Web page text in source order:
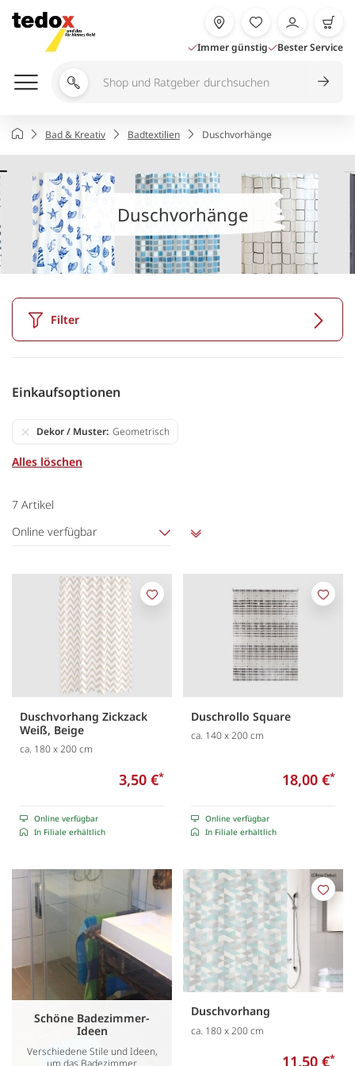
Inhalt
springen
Immer günstig Bester Service
Shop
durchsuchen
StartseiteBad & Kreativ Badtextilien Duschvorhänge
Duschvorhänge
Filter
Einkaufsoptionen
Dekor / Muster Geometrisch
Alles löschen
7 Artikel
Online verfügbar
Duschvorhang Zickzack
Weiß, Beige
ca. 180 x 200 cm
3,50 €*
Online verfügbar
In Filiale erhältlich
Merken
Duschrollo Square
ca. 140 x 200 cm
18,00 €*
Online verfügbar
In Filiale erhältlich
Schöne Badezimmer-
Ideen
Verschiedene Stile und Ideen,
um das Badezimmer
Duschvorhang
ca. 180 x 200 cm
11,50 €*